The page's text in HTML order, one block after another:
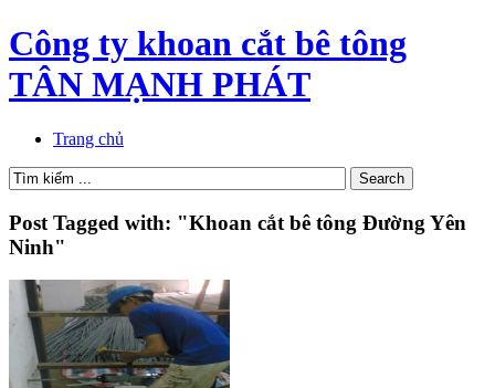
Công ty khoan cắt bê tông
TÂN MẠNH PHÁT
Trang chủ
Post Tagged with: "Khoan cắt bê tông Đường Yên
Ninh"